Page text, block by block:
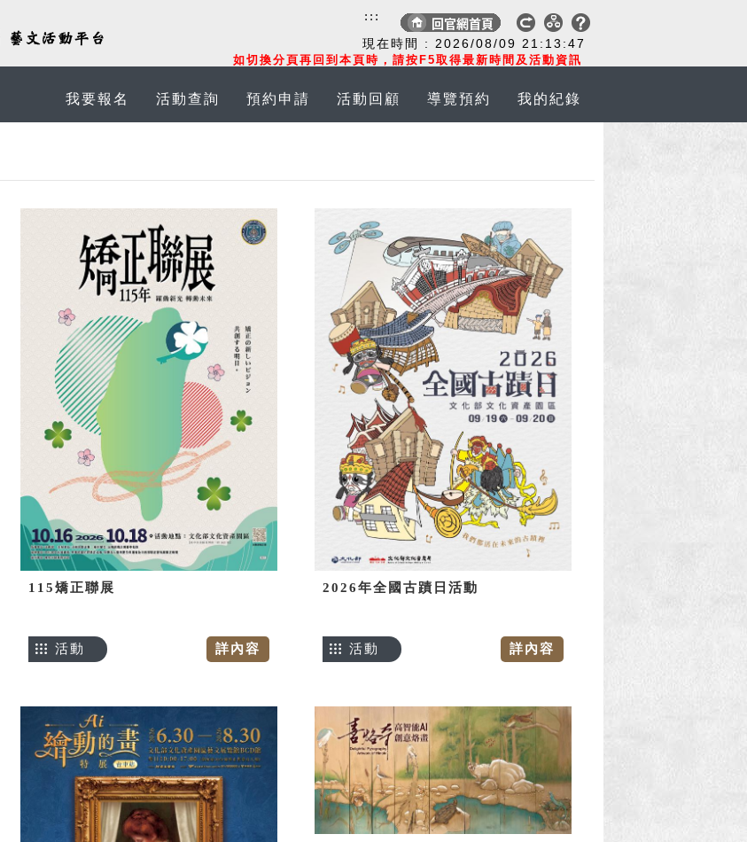
現在時間 : 2026/08/09 21:13:48
如切換分頁再回到本頁時，請按F5取得最新時間及活動資訊
:::
我要報名 活動查詢 預約申請 活動回顧 導覽預約 我的紀錄
115矯正聯展
詳內容
活動
2026年全國古蹟日活動
詳內容
活動